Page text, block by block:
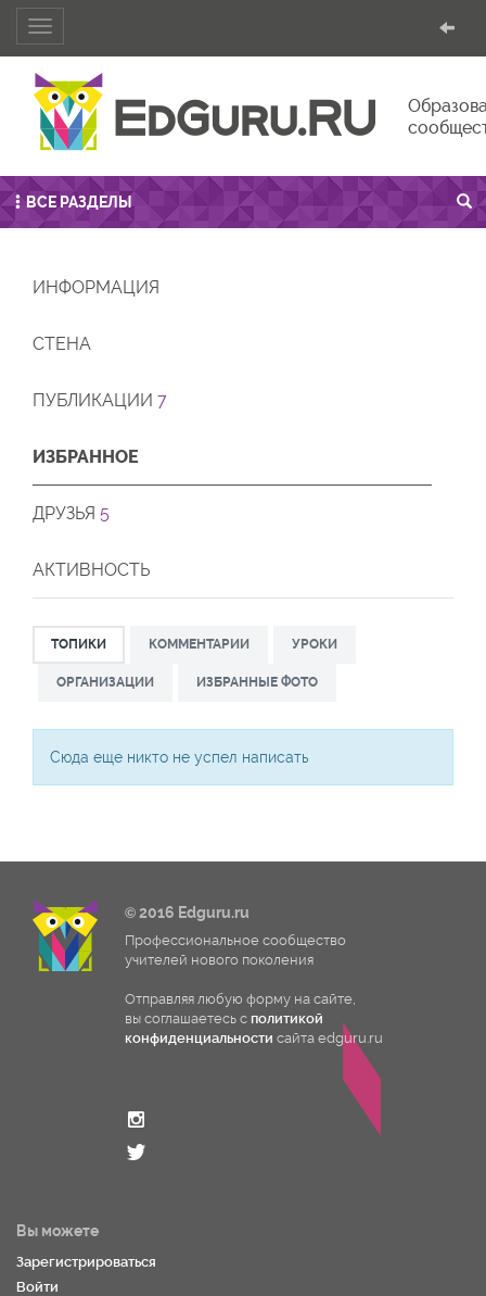
Toggle
navigation
ВСЕ РАЗДЕЛЫ
ИНФОРМАЦИЯ
СТЕНА
ПУБЛИКАЦИИ 7
ИЗБРАННОЕ
ДРУЗЬЯ 5
АКТИВНОСТЬ
ТОПИКИ КОММЕНТАРИИ УРОКИ
ОРГАНИЗАЦИИ ИЗБРАННЫЕ ФОТО
Сюда еще никто не успел написать
© 2016 Edguru.ru
Профессиональное сообщество
учителей нового поколения
Отправляя любую форму на сайте,
вы соглашаетесь с политикой
конфиденциальности сайта edguru.ru
Вы можете
Зарегистрироваться
Войти